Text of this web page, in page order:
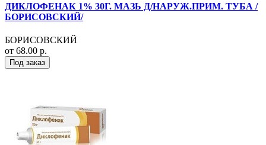
ДИКЛОФЕНАК 1% 30Г. МАЗЬ Д/НАРУЖ.ПРИМ. ТУБА /
БОРИСОВСКИЙ/
БОРИСОВСКИЙ
от 68.00 р.
Под заказ